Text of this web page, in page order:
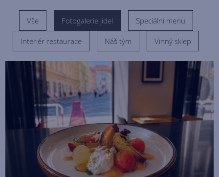
Vše Fotogalerie jídel Speciální menu
Interiér restaurace Náš tým Vinný sklep